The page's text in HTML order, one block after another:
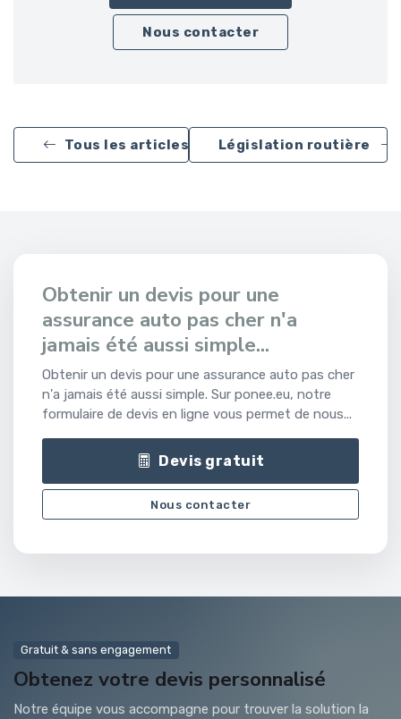
Nous contacter
Tous les articles Législation routière
Obtenir un devis pour une
assurance auto pas cher n'a
jamais été aussi simple...
Obtenir un devis pour une assurance auto pas cher
n'a jamais été aussi simple. Sur ponee.eu, notre
formulaire de devis en ligne vous permet de nous...
Devis gratuit
Nous contacter
Gratuit & sans engagement
Obtenez votre devis personnalisé
Notre équipe vous accompagne pour trouver la solution la